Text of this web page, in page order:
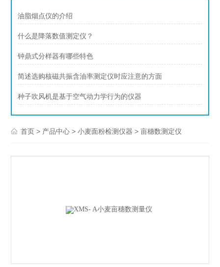
油脂烟点仪的介绍
什么是降落数值测定仪？
钟鼎式分样器有哪些特色
简述选购核磁共振含油率测定仪时应注意的方面
种子吹风机是基于空气动力学行为的仪器
首页 > 产品中心 >小麦面粉检测仪器 >亩穗数测定仪